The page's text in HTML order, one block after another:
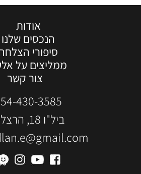
אודות
הנכסים שלנו
סיפורי
ממליצים על
צור קשר
430-3585
ביל"ו 18, הרצליה